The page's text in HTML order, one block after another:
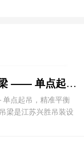
兴胜单耳平衡吊梁 —— 单点起吊，精准平
点起吊，精准平衡
梁是江苏兴胜吊装设